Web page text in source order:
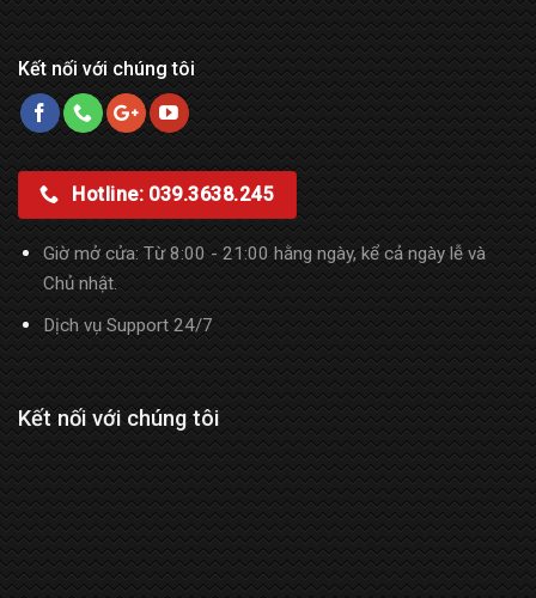
Kết nối với chúng tôi
Hotline: 039.3638.245
Giờ mở cửa: Từ 8:00 - 21:00 hằng ngày, kể cả ngày lễ và
Chủ nhật.
Dịch vụ Support 24/7
Kết nối với chúng tôi